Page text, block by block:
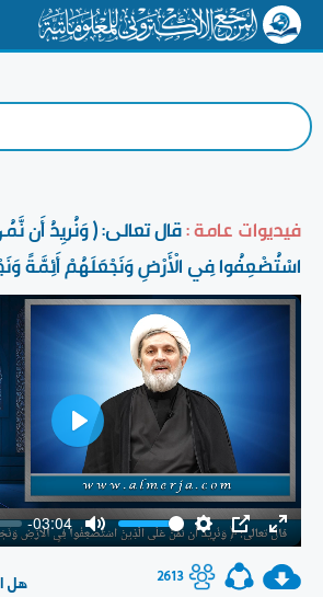
فيديوات عامة :قال تعالى: ﴿ وَنُرِيدُ أَن
اسْتُضْعِفُوا فِي الْأَرْضِ وَنَجْعَلَهُمْ أَئِمَّةً
-03:04
Mute
Settings
PIP Enter
Play
2613 هل